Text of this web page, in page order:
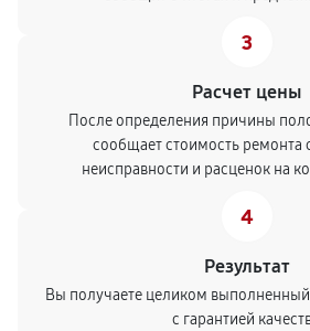
3
Расчет цены
После определения причины
сообщает стоимость ремонта
неисправности и расценок на
4
Результат
Вы получаете целиком
с гарантией